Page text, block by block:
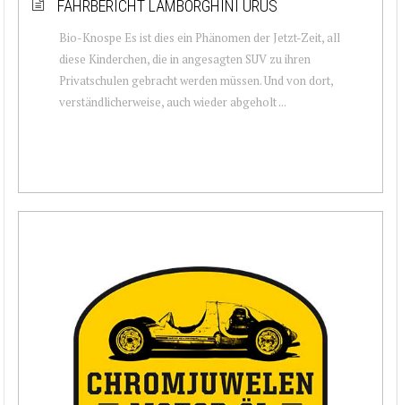
FAHRBERICHT LAMBORGHINI URUS
Bio-Knospe Es ist dies ein Phänomen der Jetzt-Zeit, all
diese Kinderchen, die in angesagten SUV zu ihren
Privatschulen gebracht werden müssen. Und von dort,
verständlicherweise, auch wieder abgeholt ...